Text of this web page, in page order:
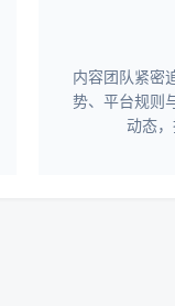
内容团队紧密
势、平台规则
动态